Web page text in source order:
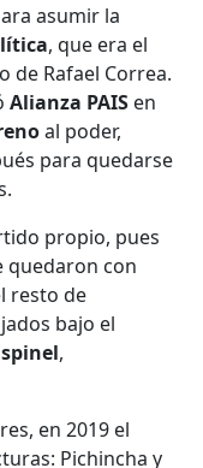
asumir la
, que era el
de Rafael Correa.
Alianza PAIS en
al poder,
para quedarse
propio, pues
quedaron con
resto de
bajo el
,
en 2019 el
Pichincha y